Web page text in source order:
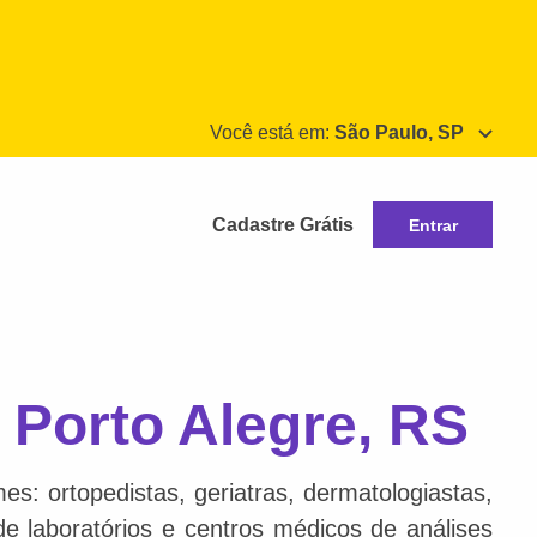
Você está em: São Paulo, SP
Cadastre Grátis Entrar
Alegre, RS
ortopedistas, geriatras, dermatologiastas,
laboratórios e centros médicos de análises